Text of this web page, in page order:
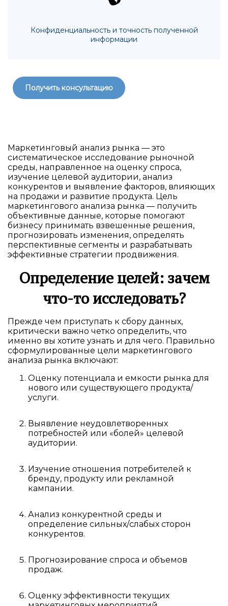
Конфиденциальность и точность полученной
информации
Получить консультацию
Маркетинговый анализ рынка — это
систематическое исследование рыночной
среды, направленное на оценку спроса,
изучение целевой аудитории, анализ
конкурентов и выявление факторов, влияющих
на продажи и развитие продукта. Цель
маркетингового анализа рынка — получить
объективные данные, которые помогают
бизнесу принимать взвешенные решения,
прогнозировать изменения, определять
перспективные сегменты и разрабатывать
эффективные стратегии продвижения.
Определение целей: зачем
что-то исследовать?
Прежде чем приступать к сбору данных,
критически важно четко определить, что
именно вы хотите узнать и для чего. Правильно
сформулированные цели маркетингового
анализа рынка включают:
Оценку потенциала и емкости рынка для
нового или существующего продукта/
услуги.
Выявление неудовлетворенных
потребностей или «болей» целевой
аудитории.
Изучение отношения потребителей к
бренду, продукту или рекламной
кампании.
Анализ конкурентной среды и
определение сильных/слабых сторон
конкурентов.
Прогнозирование спроса и объемов
продаж.
Оценку эффективности текущих